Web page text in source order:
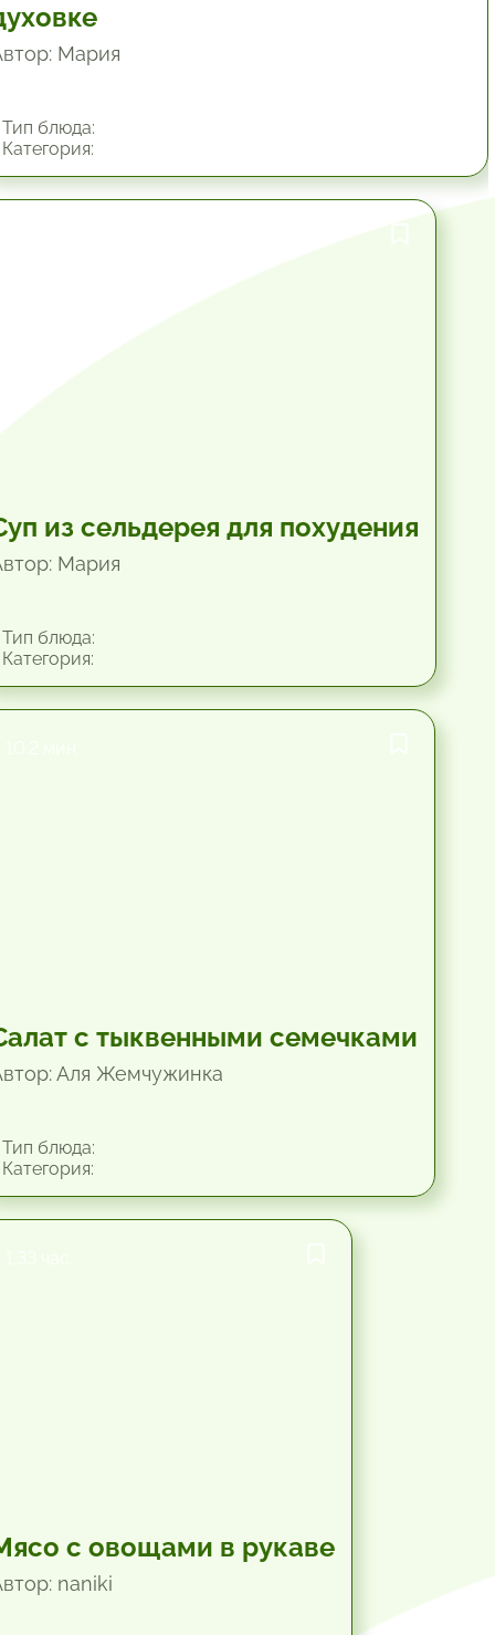
Мария
блюда:
из сельдерея для похудения
Мария
блюда:
с тыквенными семечками
Аля Жемчужинка
блюда:
с овощами в рукаве
naniki